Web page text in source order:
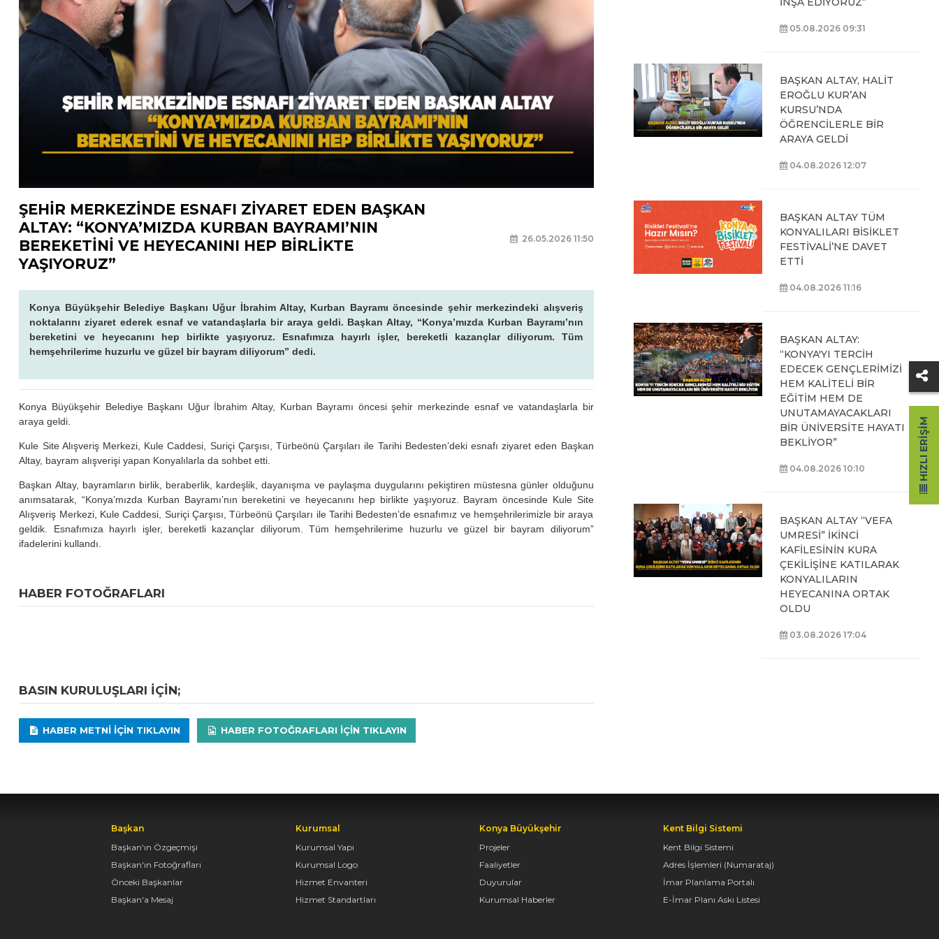
ŞEHİR MERKEZİNDE ESNAFI ZİYARET EDEN BAŞKAN
ALTAY: “KONYA’MIZDA KURBAN BAYRAMI’NIN
BEREKETİNİ VE HEYECANINI HEP BİRLİKTE
YAŞIYORUZ”
26.05.2026 11:50
Konya Büyükşehir Belediye Başkanı Uğur İbrahim Altay, Kurban Bayramı öncesinde şehir merkezindeki alışveriş
noktalarını ziyaret ederek esnaf ve vatandaşlarla bir araya geldi. Başkan Altay, “Konya’mızda Kurban Bayramı’nın
bereketini ve heyecanını hep birlikte yaşıyoruz. Esnafımıza hayırlı işler, bereketli kazançlar diliyorum. Tüm
hemşehrilerime huzurlu ve güzel bir bayram diliyorum” dedi.
Konya Büyükşehir Belediye Başkanı Uğur İbrahim Altay, Kurban Bayramı öncesi şehir merkezinde esnaf ve vatandaşlarla bir
araya geldi.
Kule Site Alışveriş Merkezi, Kule Caddesi, Suriçi Çarşısı, Türbeönü Çarşıları ile Tarihi Bedesten’deki esnafı ziyaret eden Başkan
Altay, bayram alışverişi yapan Konyalılarla da sohbet etti.
Başkan Altay, bayramların birlik, beraberlik, kardeşlik, dayanışma ve paylaşma duygularını pekiştiren müstesna günler olduğunu
anımsatarak, “Konya’mızda Kurban Bayramı’nın bereketini ve heyecanını hep birlikte yaşıyoruz. Bayram öncesinde Kule Site
Alışveriş Merkezi, Kule Caddesi, Suriçi Çarşısı, Türbeönü Çarşıları ile Tarihi Bedesten’de esnafımız ve hemşehrilerimizle bir araya
geldik. Esnafımıza hayırlı işler, bereketli kazançlar diliyorum. Tüm hemşehrilerime huzurlu ve güzel bir bayram diliyorum”
ifadelerini kullandı.
HABER FOTOĞRAFLARI
BASIN KURULUŞLARI IÇIN;
HABER METNI IÇIN TIKLAYIN HABER FOTOĞRAFLARI IÇIN TIKLAYIN
05.08.2026 09:31
BAŞKAN ALTAY, HALİT
EROĞLU KUR’AN
KURSU’NDA
ÖĞRENCİLERLE BİR
ARAYA GELDİ
04.08.2026 12:07
BAŞKAN ALTAY TÜM
KONYALILARI BİSİKLET
FESTİVALİ’NE DAVET
ETTİ
04.08.2026 11:16
BAŞKAN ALTAY:
“KONYA'YI TERCİH
EDECEK GENÇLERİMİZİ
HEM KALİTELİ BİR
EĞİTİM HEM DE
UNUTAMAYACAKLARI
BİR ÜNİVERSİTE HAYATI
BEKLİYOR”
04.08.2026 10:10
BAŞKAN ALTAY “VEFA
UMRESİ” İKİNCİ
KAFİLESİNİN KURA
ÇEKİLİŞİNE KATILARAK
KONYALILARIN
HEYECANINA ORTAK
OLDU
03.08.2026 17:04
Başkan
Başkan'ın Özgeçmişi
Başkan'ın Fotoğrafları
Önceki Başkanlar
Başkan'a Mesaj
Kurumsal
Kurumsal Yapı
Kurumsal Logo
Hizmet Envanteri
Hizmet Standartları
Konya Büyükşehir
Projeler
Faaliyetler
Duyurular
Kurumsal Haberler
Kent Bilgi Sistemi
Kent Bilgi Sistemi
Adres İşlemleri (Numarataj)
İmar Planlama Portalı
E-İmar Planı Askı Listesi
HIZLI ERIŞIM